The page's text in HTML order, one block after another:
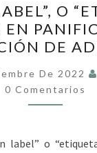
LABEL”,
O
LIMPIA”,
EN
DE
O
EN
DE
De 2022
0 Comentarios
label” o